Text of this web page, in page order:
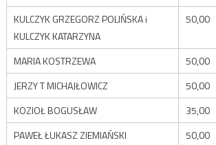
KULCZYK GRZEGORZ POLIŃSKA i
KULCZYK KATARZYNA
50,00
MARIA KOSTRZEWA
50,00
JERZY T MICHAJŁOWICZ
50,00
KOZIOŁ BOGUSŁAW
35,00
PAWEŁ ŁUKASZ ZIEMIAŃSKI
50,00